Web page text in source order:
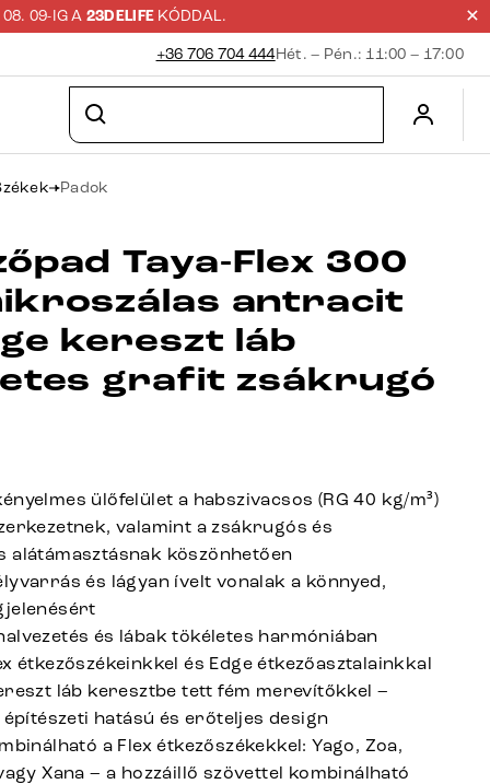
09-IG A 23DELIFE KÓDDAL.
+36 706 704 444Hét. – Pén.: 11:00 – 17:00
Padok
Taya-Flex 300
antracit
kereszt láb
grafit zsákrugó
ülőfelület a habszivacsos (RG 40 kg/m³)
valamint a zsákrugós és
alátámasztásnak köszönhetően
és lágyan ívelt vonalak a könnyed,
és lábak tökéletes harmóniában
étkezőszékeinkkel és Edge étkezőasztalainkkal
láb keresztbe tett fém merevítőkkel –
hatású és erőteljes design
a Flex étkezőszékekkel: Yago, Zoa,
Xana – a hozzáillő szövettel kombinálható